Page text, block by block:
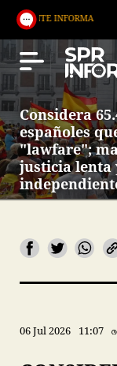
Considera
españoles
"lawfare";
justicia lenta
06 Jul 2026 11:07